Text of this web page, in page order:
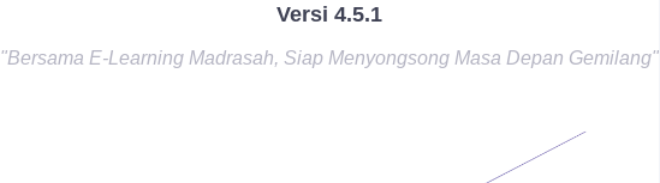
Versi 4.5.1
"Bersama E-Learning Madrasah, Siap Menyongsong Masa Depan Gemilang"